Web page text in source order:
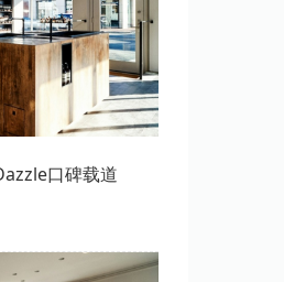
口碑载道